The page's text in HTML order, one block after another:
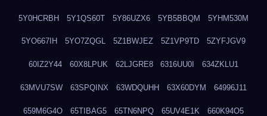
5Y0HCRBH 5Y1QS60T 5Y86UZX6 5YB5BBQM 5YHM530M
5YO667IH 5YO7ZQGL 5Z1BWJEZ 5Z1VP9TD 5ZYFJGV9
60IZ2Y44 60X8LPUK 62LJGRE8 6316UU0I 634ZKLU1
63MVU7SW 63SPQINX 63WDQUHH 63X60DYM 64996J11
659M6G4O 65TIBAG5 65TN6NPQ 65UV4E1K 660K94O5